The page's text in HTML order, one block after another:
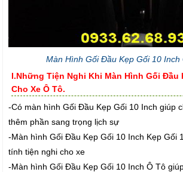
Màn Hình Gối Đầu Kẹp Gối 10 Inch
I.Những Tiện Nghi Khi Màn Hình Gối Đầu
Cho Xe Ô Tô.
-Có màn hình Gối Đầu Kẹp Gối 10 Inch giúp
thêm phần sang trọng lịch sự
-Màn hình Gối Đầu Kẹp Gối 10 Inch Kẹp Gối
tính tiện nghi cho xe
-Màn hình Gối Đầu Kẹp Gối 10 Inch Ô Tô